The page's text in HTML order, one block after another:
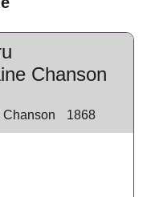
Chanson
Chanson
1868